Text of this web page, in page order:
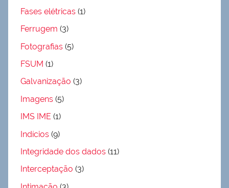
Fases elétricas (1)
Ferrugem (3)
Fotografias (5)
FSUM (1)
Galvanização (3)
Imagens (5)
IMS IME (1)
Indícios (9)
Integridade dos dados (11)
Interceptação (3)